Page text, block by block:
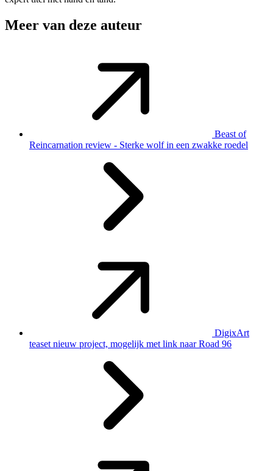
Meer van deze auteur
Beast of
Reincarnation review - Sterke wolf in een zwakke roedel
DigixArt
teaset nieuw project, mogelijk met link naar Road 96